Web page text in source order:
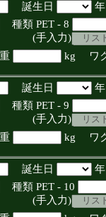
誕生日
種類 PET - 8
力)
kg ワ
誕生日
種類 PET - 9
力)
kg ワ
誕生日
種類 PET - 10
力)